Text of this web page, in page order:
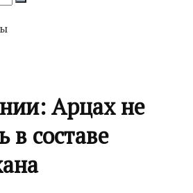
Арцах не
составе